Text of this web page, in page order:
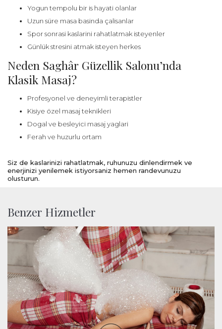
Yogun tempolu bir is hayati olanlar
Uzun süre masa basinda çalisanlar
Spor sonrasi kaslarini rahatlatmak isteyenler
Günlük stresini atmak isteyen herkes
Neden Saghâr Güzellik Salonu’nda
Klasik Masaj?
Profesyonel ve deneyimli terapistler
Kisiye özel masaj teknikleri
Dogal ve besleyici masaj yaglari
Ferah ve huzurlu ortam
Siz de kaslarinizi rahatlatmak, ruhunuzu dinlendirmek ve
enerjinizi yenilemek istiyorsaniz hemen randevunuzu
olusturun.
Benzer Hizmetler